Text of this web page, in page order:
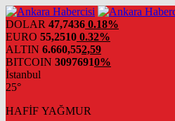
DOLAR 47,7436 0.18%
EURO 55,2510 0.32%
ALTIN 6.660,552,59
BITCOIN 30976910%
İstanbul
25°
HAFİF YAĞMUR